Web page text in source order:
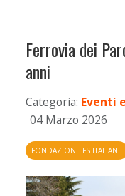
Ferrovia dei
anni
Categoria: Eventi
04 Marzo 2026
FONDAZIONE FS ITALIANE